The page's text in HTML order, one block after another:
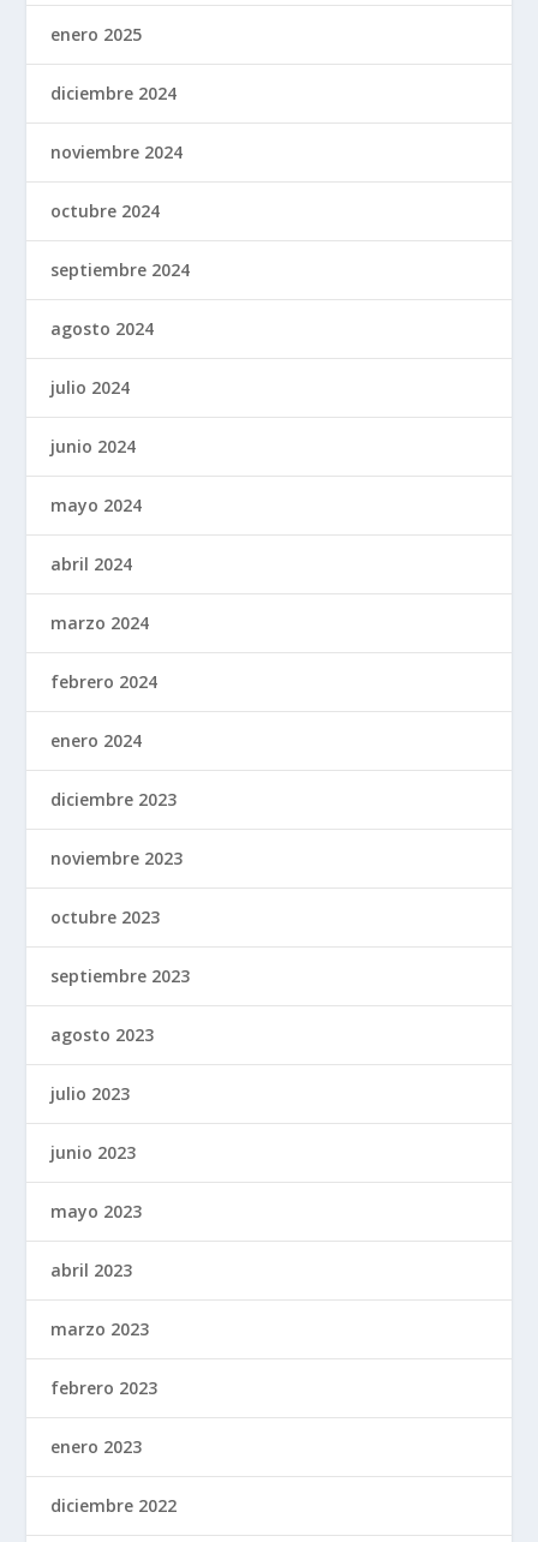
enero 2025
diciembre 2024
noviembre 2024
octubre 2024
septiembre 2024
agosto 2024
julio 2024
junio 2024
mayo 2024
abril 2024
marzo 2024
febrero 2024
enero 2024
diciembre 2023
noviembre 2023
octubre 2023
septiembre 2023
agosto 2023
julio 2023
junio 2023
mayo 2023
abril 2023
marzo 2023
febrero 2023
enero 2023
diciembre 2022